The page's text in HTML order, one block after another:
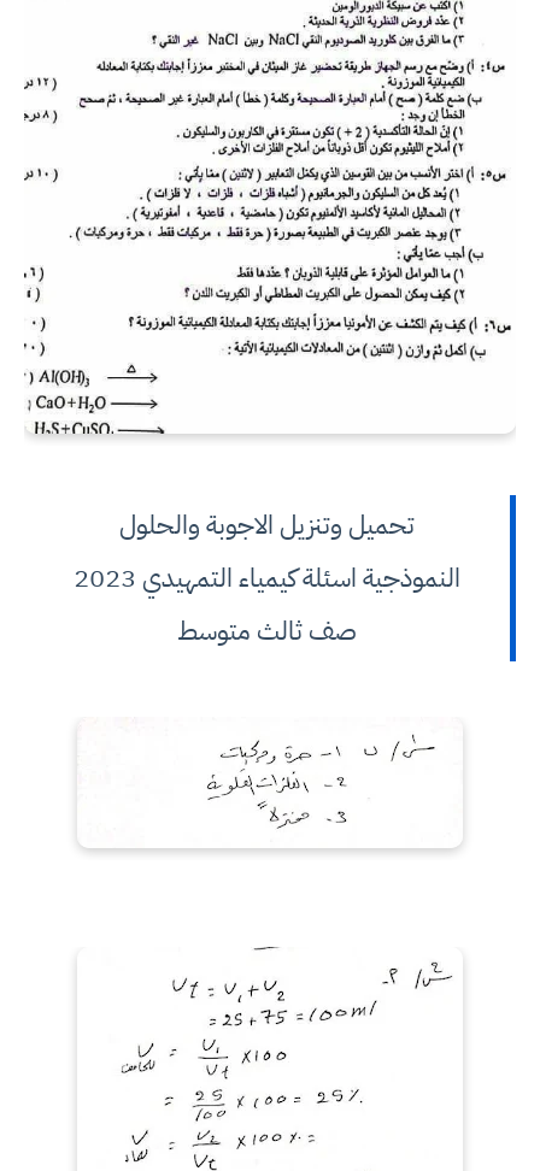
تحميل وتنزيل الاجوبة والحلول
النموذجية اسئلة كيمياء التمهيدي 2023
صف ثالث متوسط